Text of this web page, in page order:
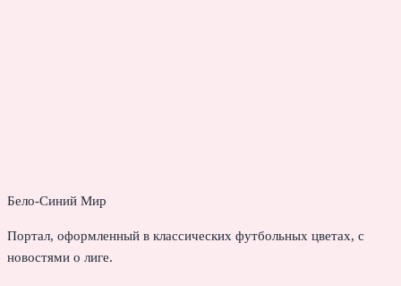
Бело-Синий Мир
Портал, оформленный в классических футбольных цветах, с
новостями о лиге.